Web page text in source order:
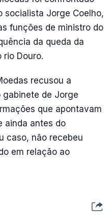
socialista Jorge Coelho,
funções de ministro do
da queda da
rio Douro.
recusou a
gabinete de Jorge
que apontavam
ainda antes do
caso, não recebeu
em relação ao